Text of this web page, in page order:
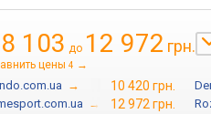
8 103 до 12 972 грн.
цены 4 →
→ 10 420 грн.
→ 12 972 грн.